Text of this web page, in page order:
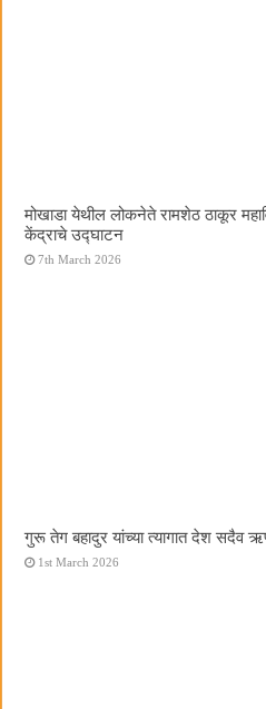
मोखाडा येथील लोकनेते रामशेठ ठाकूर
केंद्राचे उद्घाटन
7th March 2026
गुरू तेग बहादुर यांच्या त्यागात देश सदैव
1st March 2026